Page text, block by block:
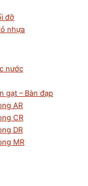
đỡ
nhựa
nước
gạt – Bàn đạp
AR
CR
DR
MR